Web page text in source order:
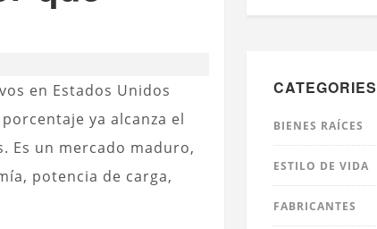
en Estados Unidos
ya alcanza el
Es un mercado maduro,
potencia de carga,
CATEGORIES
BIENES RAÍCES
ESTILO DE VIDA
FABRICANTES